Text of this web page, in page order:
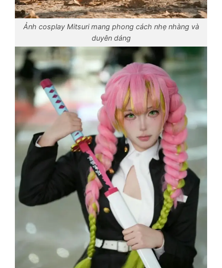
Ảnh cosplay Mitsuri mang phong cách nhẹ nhàng và
duyên dáng